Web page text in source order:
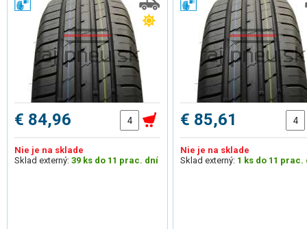
€ 84,96
Nie je na sklade
Sklad externý: 39 ks do 11 prac. dní
€ 85,61
Nie je na sklade
Sklad externý: 1 ks do 11 prac.